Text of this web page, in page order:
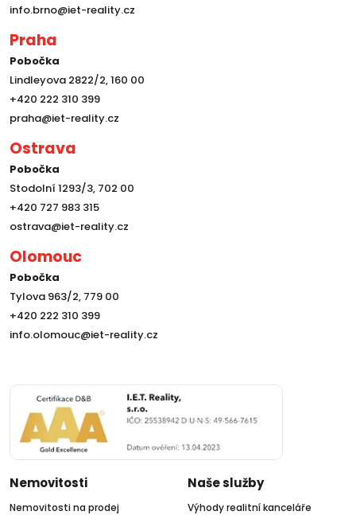
info.brno@iet-reality.cz
Praha
Pobočka
Lindleyova 2822/2, 160 00
+420 222 310 399
praha@iet-reality.cz
Ostrava
Pobočka
Stodolní 1293/3, 702 00
+420 727 983 315
ostrava@iet-reality.cz
Olomouc
Pobočka
Tylova 963/2, 779 00
+420 222 310 399
info.olomouc@iet-reality.cz
Nemovitosti
Nemovitosti na prodej
Naše služby
Výhody realitní kanceláře